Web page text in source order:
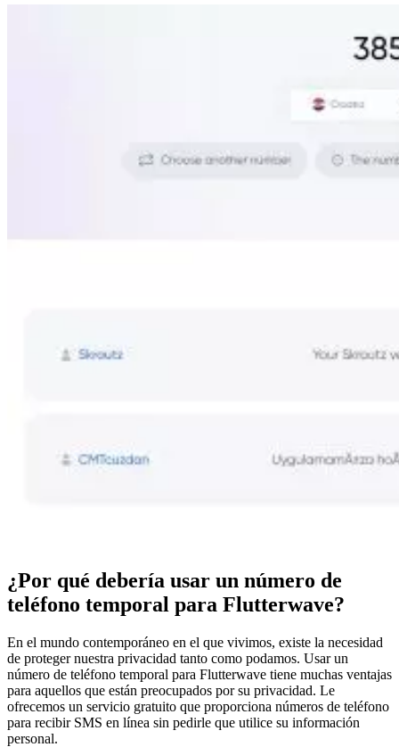
¿Por qué debería usar un número de
teléfono temporal para Flutterwave?
En el mundo contemporáneo en el que vivimos, existe la necesidad
de proteger nuestra privacidad tanto como podamos. Usar un
número de teléfono temporal para Flutterwave tiene muchas ventajas
para aquellos que están preocupados por su privacidad. Le
ofrecemos un servicio gratuito que proporciona números de teléfono
para recibir SMS en línea sin pedirle que utilice su información
personal.